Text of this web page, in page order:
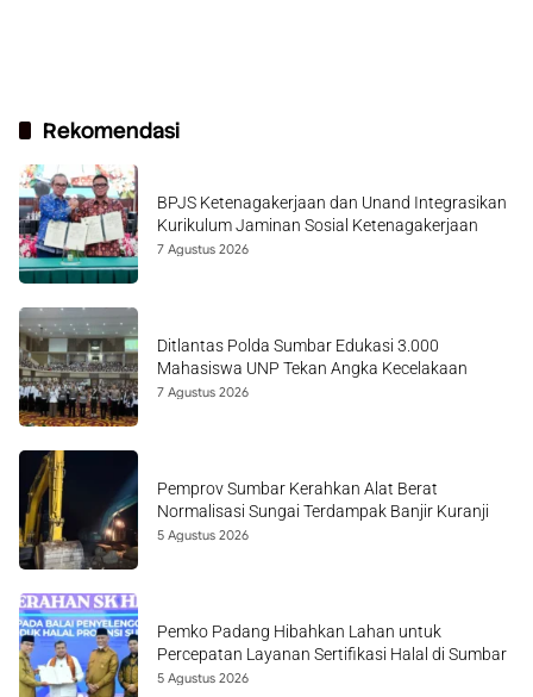
Rekomendasi
BPJS Ketenagakerjaan dan Unand Integrasikan
Kurikulum Jaminan Sosial Ketenagakerjaan
7 Agustus 2026
Ditlantas Polda Sumbar Edukasi 3.000
Mahasiswa UNP Tekan Angka Kecelakaan
7 Agustus 2026
Pemprov Sumbar Kerahkan Alat Berat
Normalisasi Sungai Terdampak Banjir Kuranji
5 Agustus 2026
Pemko Padang Hibahkan Lahan untuk
Percepatan Layanan Sertifikasi Halal di Sumbar
5 Agustus 2026